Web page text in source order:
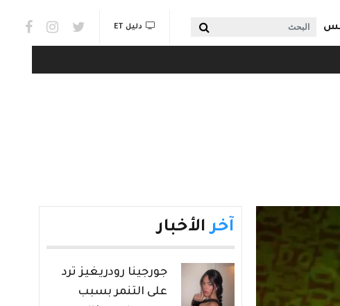
البحث links & Watch
دليل ET
آخر الأخبار
جورجينا رودريغيز ترد
على التنمر بسبب